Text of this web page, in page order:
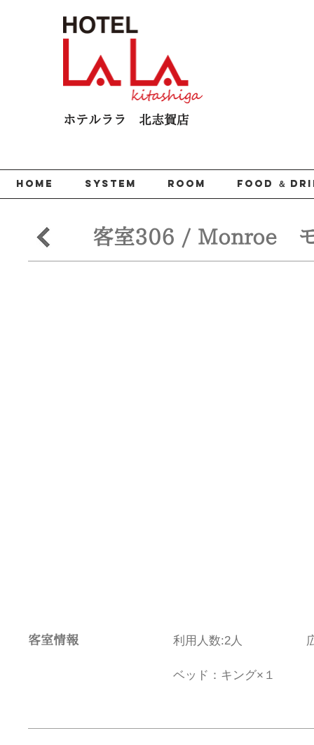
ホテルララ 北志賀​店
客室306 / Monroe
客室情報 ​利用人数:2人
ベッド：キング×１
HOME SYSTEM ROOM FOOD ＆